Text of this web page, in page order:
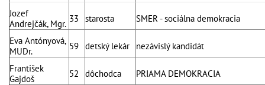
Jozef
Andrejčák, Mgr. 33 starosta
SMER - sociálna demokracia
Eva Antónyová,
MUDr.
59 detský lekár
nezávislý kandidát
František
Gajdoš
52 dôchodca
PRIAMA DEMOKRACIA